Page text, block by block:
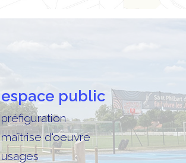
espace public
préfiguration
maîtrise d'oeuvre
usages